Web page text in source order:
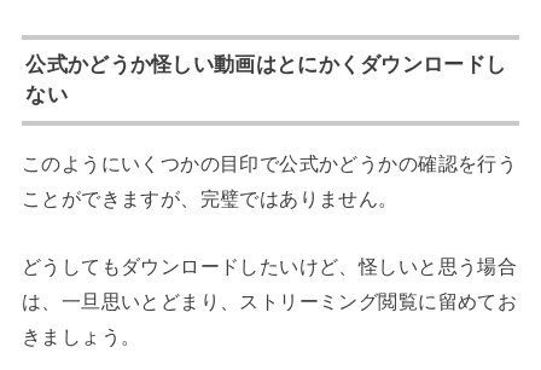
公式かどうか怪しい動画はとにかくダウンロードし
ない
このようにいくつかの目印で公式かどうかの確認を行う
ことができますが、完璧ではありません。
どうしてもダウンロードしたいけど、怪しいと思う場合
は、一旦思いとどまり、ストリーミング閲覧に留めてお
きましょう。